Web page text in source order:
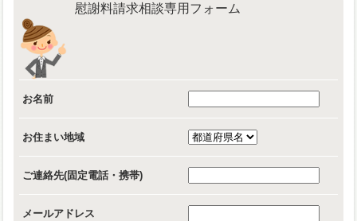
慰謝料請求相談専用フォーム
お名前
お住まい地域
ご連絡先(固定電話・携帯)
メールアドレス